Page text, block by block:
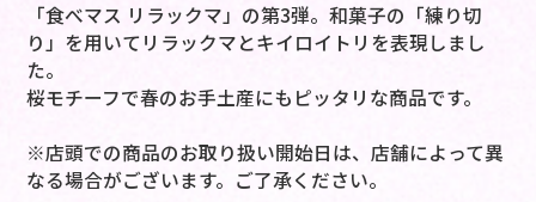
「食べマス リラックマ」の第3弾。和菓子の「練り切
り」を用いてリラックマとキイロイトリを表現しまし
た。
桜モチーフで春のお手土産にもピッタリな商品です。
※店頭での商品のお取り扱い開始日は、店舗によって異
なる場合がございます。ご了承ください。